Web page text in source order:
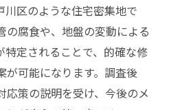
川区のような住宅密集地で
の腐食や、地盤の変動による
定されることで、的確な修
が可能になります。調査後
応策の説明を受け、今後のメ